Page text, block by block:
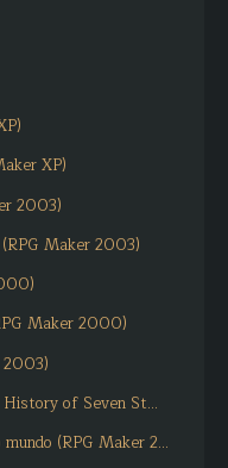
XP)
2003)
(RPG Maker 2003)
Maker 2000)
2003)
of Seven St...
(RPG Maker 2...